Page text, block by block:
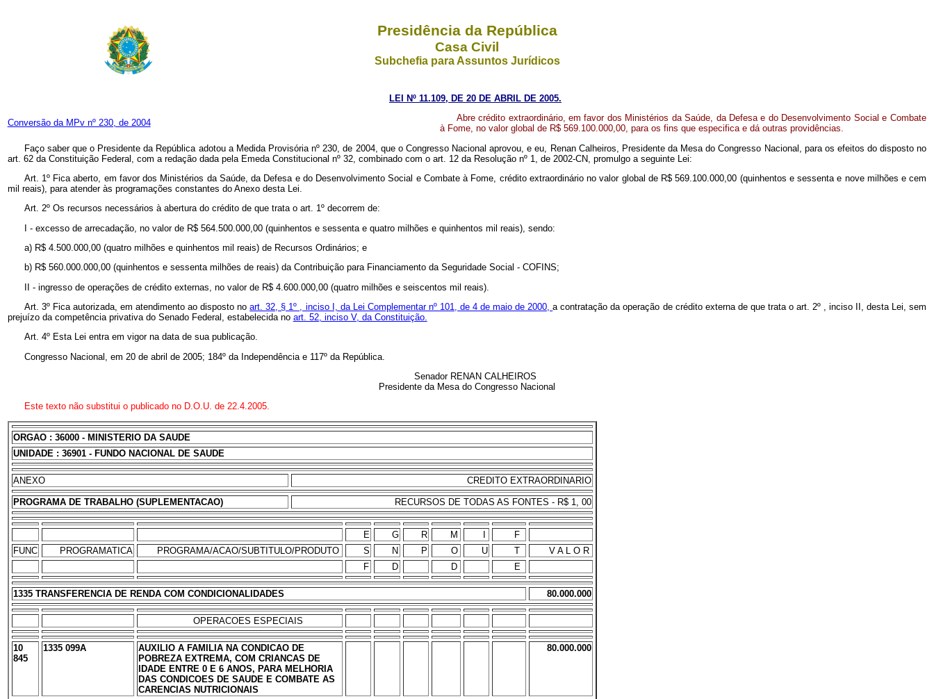
Presidência da República
Casa Civil
Subchefia para Assuntos Jurídicos
LEI Nº 11.109, DE 20 DE ABRIL DE 2005.
Conversão da MPv nº 230, de 2004
Abre crédito extraordinário, em favor dos Ministérios da Saúde, da Defesa e do Desenvolvimento Social e Combate
à Fome, no valor global de R$ 569.100.000,00, para os fins que especifica e dá outras providências.
Faço saber que o Presidente da República adotou a Medida Provisória nº 230, de 2004, que o Congresso Nacional aprovou, e eu, Renan Calheiros, Presidente da Mesa do Congresso Nacional, para os efeitos do disposto no
art. 62 da Constituição Federal, com a redação dada pela Emeda Constitucional nº 32, combinado com o art. 12 da Resolução nº 1, de 2002-CN, promulgo a seguinte Lei:
Art. 1º Fica aberto, em favor dos Ministérios da Saúde, da Defesa e do Desenvolvimento Social e Combate à Fome, crédito extraordinário no valor global de R$ 569.100.000,00 (quinhentos e sessenta e nove milhões e cem
mil reais), para atender às programações constantes do Anexo desta Lei.
Art. 2º Os recursos necessários à abertura do crédito de que trata o art. 1º decorrem de:
I - excesso de arrecadação, no valor de R$ 564.500.000,00 (quinhentos e sessenta e quatro milhões e quinhentos mil reais), sendo:
a) R$ 4.500.000,00 (quatro milhões e quinhentos mil reais) de Recursos Ordinários; e
b) R$ 560.000.000,00 (quinhentos e sessenta milhões de reais) da Contribuição para Financiamento da Seguridade Social - COFINS;
II - ingresso de operações de crédito externas, no valor de R$ 4.600.000,00 (quatro milhões e seiscentos mil reais).
Art. 3º Fica autorizada, em atendimento ao disposto noart. 32, § 1º , inciso I, da Lei Complementar nº 101, de 4 de maio de 2000,a contratação da operação de crédito externa de que trata o art. 2º , inciso II, desta Lei, sem
prejuízo da competência privativa do Senado Federal, estabelecida no art. 52, inciso V, da Constituição.
Art. 4º Esta Lei entra em vigor na data de sua publicação.
Congresso Nacional, em 20 de abril de 2005; 184º da Independência e 117º da República.
Senador RENAN CALHEIROS
Presidente da Mesa do Congresso Nacional
Este texto não substitui o publicado no D.O.U. de 22.4.2005.
ORGAO : 36000 - MINISTERIO DA SAUDE
UNIDADE : 36901 - FUNDO NACIONAL DE SAUDE
ANEXO CREDITO EXTRAORDINARIO
PROGRAMA DE TRABALHO (SUPLEMENTACAO) RECURSOS DE TODAS AS FONTES - R$ 1, 00
E G R M I
F
FUNC
PROGRAMATICA PROGRAMA/ACAO/SUBTITULO/PRODUTO S N P O U T
V A L O R
F
D D E
1335 TRANSFERENCIA DE RENDA COM CONDICIONALIDADES 80.000.000
OPERACOES ESPECIAIS
10
845
1335 099A
AUXILIO A FAMILIA NA CONDICAO DE
POBREZA EXTREMA, COM CRIANCAS DE
IDADE ENTRE 0 E 6 ANOS, PARA MELHORIA
DAS CONDICOES DE SAUDE E COMBATE AS
CARENCIAS NUTRICIONAIS
80.000.000